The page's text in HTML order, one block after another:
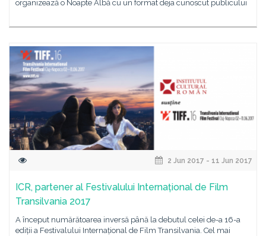
organizează o Noapte Albă cu un format deja cunoscut publicului
2 Jun 2017 - 11 Jun 2017
ICR, partener al Festivalului Internațional de Film
Transilvania 2017
A început numărătoarea inversă până la debutul celei de-a 16-a
ediții a Festivalului Internațional de Film Transilvania. Cel mai